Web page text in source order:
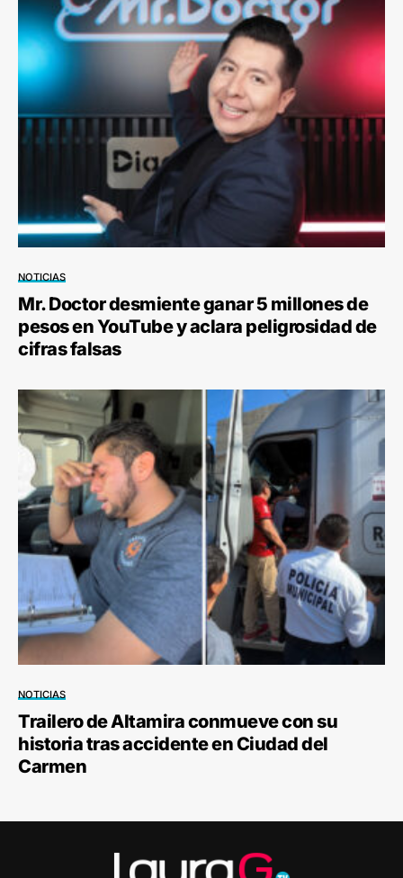
NOTICIAS
Mr. Doctor desmiente ganar 5 millones de
pesos en YouTube y aclara peligrosidad de
cifras falsas
NOTICIAS
Trailero de Altamira conmueve con su
historia tras accidente en Ciudad del
Carmen